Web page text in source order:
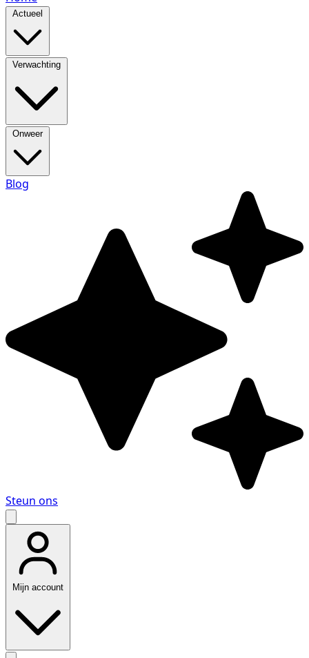
Actueel
Verwachting
Onweer
Blog
Steun ons
Mijn account